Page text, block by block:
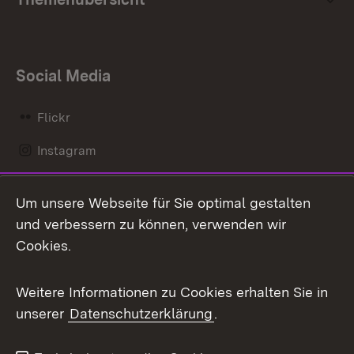
Social Media
Flickr
Instagram
Mastodon
Messenger
Social Wall
X / Twitter
Youtube
Um unsere Webseite für Sie optimal gestalten
und verbessern zu können, verwenden wir
Cookies.
Weitere Informationen zu Cookies erhalten Sie in
unserer Datenschutzerklärung.